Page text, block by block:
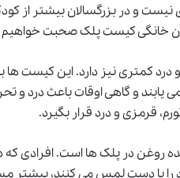
نیست و در بزرگسالان بیشتر از
خانگی کیست پلک صحبت خواهیم
درد کمتری نیز دارد. این کیست
و گاهی اوقات باعث درد و
قرمزی و درد قرار بگیرد.
روغن در پلک ها است. افرادی که
با دست لمس می کنند، بیشتر